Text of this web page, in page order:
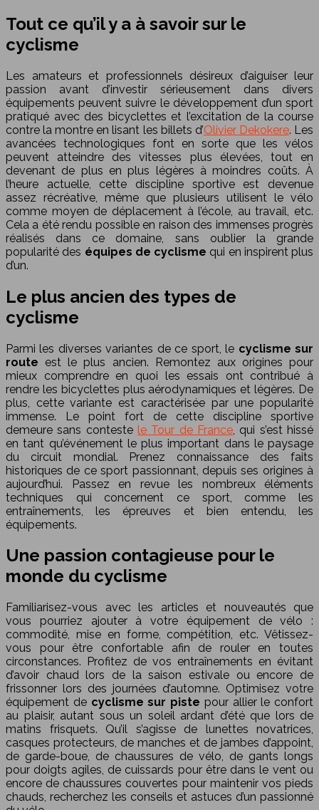
Tout ce qu’il y a à savoir sur le
cyclisme
Les amateurs et professionnels désireux d’aiguiser leur
passion avant d’investir sérieusement dans divers
équipements peuvent suivre le développement d’un sport
pratiqué avec des bicyclettes et l’excitation de la course
contre la montre en lisant les billets d’Olivier Dekokere. Les
avancées technologiques font en sorte que les vélos
peuvent atteindre des vitesses plus élevées, tout en
devenant de plus en plus légères à moindres coûts. À
l’heure actuelle, cette discipline sportive est devenue
assez récréative, même que plusieurs utilisent le vélo
comme moyen de déplacement à l’école, au travail, etc.
Cela a été rendu possible en raison des immenses progrès
réalisés dans ce domaine, sans oublier la grande
popularité des équipes de cyclisme qui en inspirent plus
d’un.
Le plus ancien des types de
cyclisme
Parmi les diverses variantes de ce sport, le cyclisme sur
route est le plus ancien. Remontez aux origines pour
mieux comprendre en quoi les essais ont contribué à
rendre les bicyclettes plus aérodynamiques et légères. De
plus, cette variante est caractérisée par une popularité
immense. Le point fort de cette discipline sportive
demeure sans conteste le Tour de France , qui s’est hissé
en tant qu’événement le plus important dans le paysage
du circuit mondial. Prenez connaissance des faits
historiques de ce sport passionnant, depuis ses origines à
aujourd’hui. Passez en revue les nombreux éléments
techniques qui concernent ce sport, comme les
entraînements, les épreuves et bien entendu, les
équipements.
Une passion contagieuse pour le
monde du cyclisme
Familiarisez-vous avec les articles et nouveautés que
vous pourriez ajouter à votre équipement de vélo :
commodité, mise en forme, compétition, etc. Vêtissez-
vous pour être confortable afin de rouler en toutes
circonstances. Profitez de vos entraînements en évitant
d’avoir chaud lors de la saison estivale ou encore de
frissonner lors des journées d’automne. Optimisez votre
équipement de cyclisme sur piste pour allier le confort
au plaisir, autant sous un soleil ardant d’été que lors de
matins frisquets. Qu’il s’agisse de lunettes novatrices,
casques protecteurs, de manches et de jambes d’appoint,
de garde-boue, de chaussures de vélo, de gants longs
pour doigts agiles, de cuissards pour être dans le vent ou
encore de chaussures couvertes pour maintenir vos pieds
chauds, recherchez les conseils et astuces d’un passionné